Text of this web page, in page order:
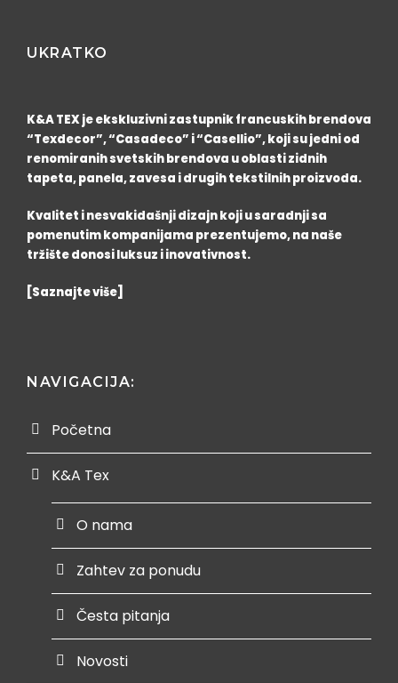
UKRATKO
K&A TEX je ekskluzivni zastupnik francuskih brendova
“Texdecor”, “Casadeco” i “Casellio”, koji su jedni od
renomiranih svetskih brendova u oblasti zidnih
tapeta, panela, zavesa i drugih tekstilnih proizvoda.
Kvalitet i nesvakidašnji dizajn koji u saradnji sa
pomenutim kompanijama prezentujemo, na naše
tržište donosi luksuz i inovativnost.
[Saznajte više]
NAVIGACIJA:
Početna
K&A Tex
O nama
Zahtev za ponudu
Česta pitanja
Novosti